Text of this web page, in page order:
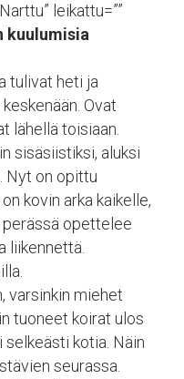
leikattu=””
kuulumisia
tulivat heti ja
Ovat
lähellä toisiaan.
sisäsiistiksi, aluksi
Nyt on opittu
kovin arka kaikelle,
opettelee
liikennettä.
varsinkin miehet
tuoneet koirat ulos
kotia. Näin
seurassa.